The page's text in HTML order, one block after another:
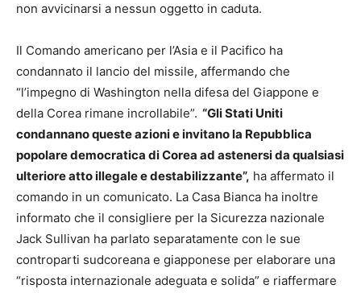
non avvicinarsi a nessun oggetto in caduta.
Il Comando americano per l’Asia e il Pacifico ha
condannato il lancio del missile, affermando che
“l’impegno di Washington nella difesa del Giappone e
della Corea rimane incrollabile”. “Gli Stati Uniti
condannano queste azioni e invitano la Repubblica
popolare democratica di Corea ad astenersi da qualsiasi
ulteriore atto illegale e destabilizzante”, ha affermato il
comando in un comunicato. La Casa Bianca ha inoltre
informato che il consigliere per la Sicurezza nazionale
Jack Sullivan ha parlato separatamente con le sue
controparti sudcoreana e giapponese per elaborare una
“risposta internazionale adeguata e solida” e riaffermare